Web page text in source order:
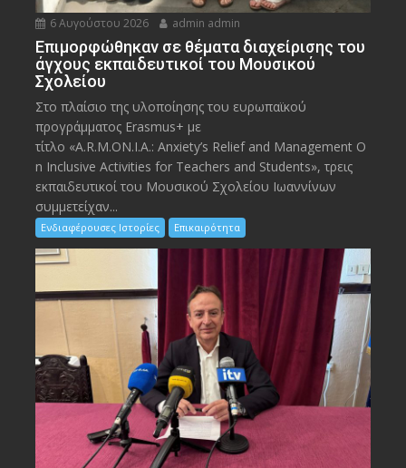
6 Αυγούστου 2026 admin admin
Eπιμορφώθηκαν σε θέματα διαχείρισης του
άγχους εκπαιδευτικοί του Μουσικού
Σχολείου
Στο πλαίσιο της υλοποίησης του ευρωπαϊκού
προγράμματος Erasmus+ με
τίτλο «A.R.M.ON.I.A.: Anxiety’s Relief and Management O
n Inclusive Activities for Teachers and Students», τρεις
εκπαιδευτικοί του Μουσικού Σχολείου Ιωαννίνων
συμμετείχαν...
Ενδιαφέρουσες Ιστορίες Επικαιρότητα